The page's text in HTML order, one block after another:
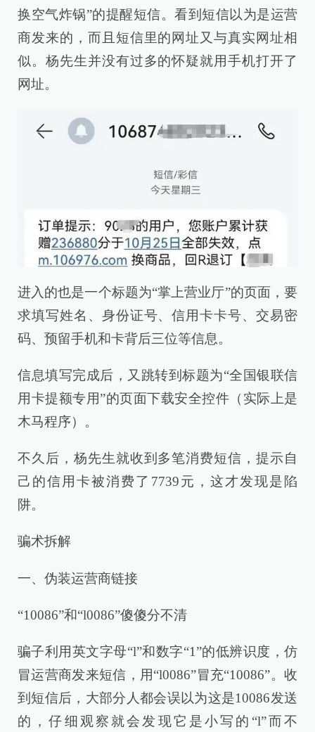
换空气炸锅”的提醒短信。看到短信以为是运营
商发来的，而且短信里的网址又与真实网址相
似。杨先生并没有过多的怀疑就用手机打开了
网址。
进入的也是一个标题为“掌上营业厅”的页面，要
求填写姓名、身份证号、信用卡卡号、交易密
码、预留手机和卡背后三位等信息。
信息填写完成后，又跳转到标题为“全国银联信
用卡提额专用”的页面下载安全控件（实际上是
木马程序）。
不久后，杨先生就收到多笔消费短信，提示自
己的信用卡被消费了7739元，这才发现是陷
阱。
骗术拆解
一、伪装运营商链接
“10086”和“l0086”傻傻分不清
骗子利用英文字母“l”和数字“1”的低辨识度，仿
冒运营商发来短信，用“l0086”冒充“10086”。收
到短信后，大部分人都会误以为这是10086发送
的，仔细观察就会发现它是小写的“l”而不